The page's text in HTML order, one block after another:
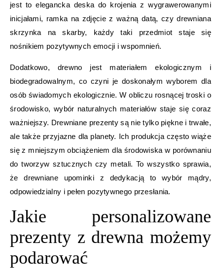
jest to elegancka deska do krojenia z wygrawerowanymi
inicjałami, ramka na zdjęcie z ważną datą, czy drewniana
skrzynka na skarby, każdy taki przedmiot staje się
nośnikiem pozytywnych emocji i wspomnień.
Dodatkowo, drewno jest materiałem ekologicznym i
biodegradowalnym, co czyni je doskonałym wyborem dla
osób świadomych ekologicznie. W obliczu rosnącej troski o
środowisko, wybór naturalnych materiałów staje się coraz
ważniejszy. Drewniane prezenty są nie tylko piękne i trwałe,
ale także przyjazne dla planety. Ich produkcja często wiąże
się z mniejszym obciążeniem dla środowiska w porównaniu
do tworzyw sztucznych czy metali. To wszystko sprawia,
że drewniane upominki z dedykacją to wybór mądry,
odpowiedzialny i pełen pozytywnego przesłania.
Jakie personalizowane
prezenty z drewna możemy
podarować